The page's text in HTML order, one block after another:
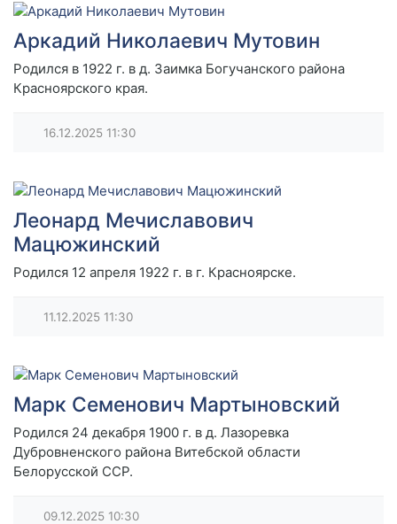
Аркадий Николаевич Мутовин
Родился в 1922 г. в д. Заимка Богучанского района
Красноярского края.
16.12.2025 11:30
Леонард Мечиславович
Мацюжинский
Родился 12 апреля 1922 г. в г. Красноярске.
11.12.2025 11:30
Марк Семенович Мартыновский
Родился 24 декабря 1900 г. в д. Лазоревка
Дубровненского района Витебской области
Белорусской ССР.
09.12.2025 10:30